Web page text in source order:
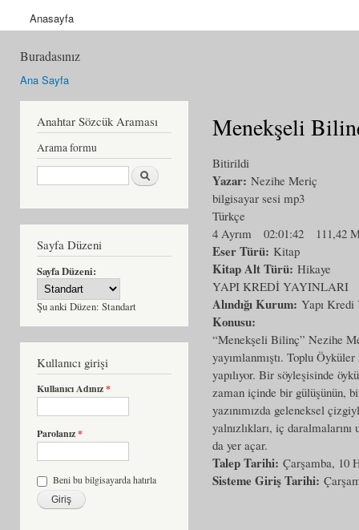
Anasayfa
Buradasınız
Ana Sayfa
Anahtar Sözcük Araması
Arama formu
Ara
Sayfa Düzeni
Sayfa Düzeni:
Şu anki Düzen: Standart
Kullanıcı girişi
Kullanıcı Adınız*
Parolanız*
Beni bu bilgisayarda hatırla
Menekşeli
Bitirildi
Yazar: Nezihe Meriç
bilgisayar sesi mp3
Türkçe
4 Ayrım
02:01:42 111,42
Eser Türü: Kitap
Kitap Alt Türü: Hikaye
YAPI KREDİ YAYINLARI
Alındığı Kurum: Yapı Kredi
Konusu:
“Menekşeli Bilinç” Nezihe
yayımlanmıştı. Toplu
yapılıyor. Bir söyleşisinde
zaman içinde bir gülüşünün,
yazınımızda geleneksel
yalnızlıkları, iç
da yer açar.
Talep Tarihi: Çarşamba, 10
Sisteme Giriş Tarihi: